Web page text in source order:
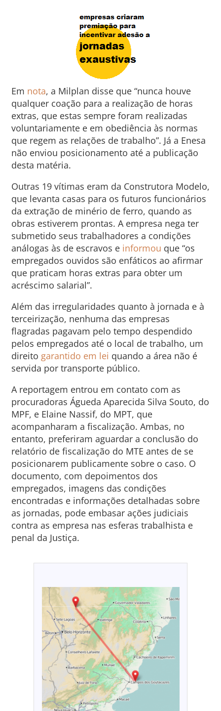
Em nota, a Milplan disse que “nunca houve
qualquer coação para a realização de horas
extras, que estas sempre foram realizadas
voluntariamente e em obediência às normas
que regem as relações de trabalho”. Já a Enesa
não enviou posicionamento até a publicação
desta matéria.
Outras 19 vítimas eram da Construtora Modelo,
que levanta casas para os futuros funcionários
da extração de minério de ferro, quando as
obras estiverem prontas. A empresa nega ter
submetido seus trabalhadores a condições
análogas às de escravos e informou que “os
empregados ouvidos são enfáticos ao afirmar
que praticam horas extras para obter um
acréscimo salarial”.
Além das irregularidades quanto à jornada e à
terceirização, nenhuma das empresas
flagradas pagavam pelo tempo despendido
pelos empregados até o local de trabalho, um
direito garantido em lei quando a área não é
servida por transporte público.
A reportagem entrou em contato com as
procuradoras Águeda Aparecida Silva Souto, do
MPF, e Elaine Nassif, do MPT, que
acompanharam a fiscalização. Ambas, no
entanto, preferiram aguardar a conclusão do
relatório de fiscalização do MTE antes de se
posicionarem publicamente sobre o caso. O
documento, com depoimentos dos
empregados, imagens das condições
encontradas e informações detalhadas sobre
as jornadas, pode embasar ações judiciais
contra as empresa nas esferas trabalhista e
penal da Justiça.